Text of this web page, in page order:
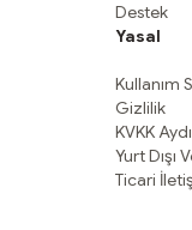
Destek
Yasal
Kullanım
Gizlilik
KVKK
Yurt Dışı
Ticari